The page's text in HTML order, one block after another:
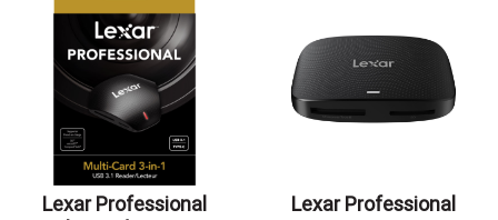
Lexar Professional
Lexar Professional